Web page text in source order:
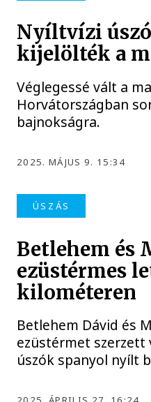
Nyíltvízi
kijelölték a
Véglegessé vált a
Horvátországban
bajnokságra.
2025. MÁJUS 9. 15:34
ÚSZÁS
Betlehem és
ezüstérmes
kilométeren
Betlehem Dávid és
ezüstérmet
úszók spanyol nyílt